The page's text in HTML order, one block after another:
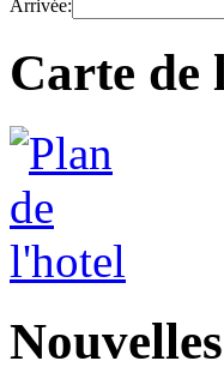
Arrivée:
Carte de
Nouvelles